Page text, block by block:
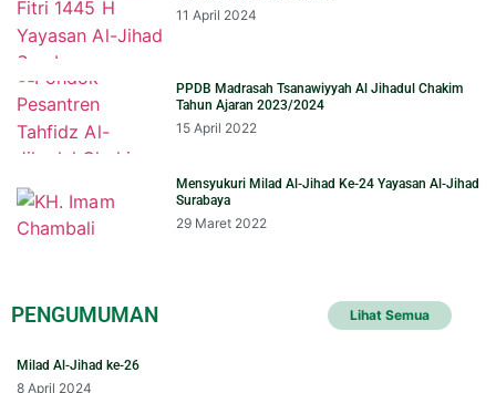
11 April 2024
PPDB Madrasah Tsanawiyyah Al Jihadul Chakim
Tahun Ajaran 2023/2024
15 April 2022
Mensyukuri Milad Al-Jihad Ke-24 Yayasan Al-Jihad
Surabaya
29 Maret 2022
PENGUMUMAN Lihat Semua
Milad Al-Jihad ke-26
8 April 2024